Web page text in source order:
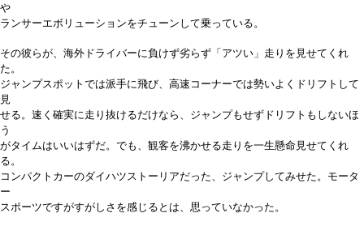
や
ランサーエボリューションをチューンして乗っている。
その彼らが、海外ドライバーに負けず劣らず「アツい」走りを見せてくれ
た。
ジャンプスポットでは派手に飛び、高速コーナーでは勢いよくドリフトして
見
せる。速く確実に走り抜けるだけなら、ジャンプもせずドリフトもしないほ
う
がタイムはいいはずだ。でも、観客を沸かせる走りを一生懸命見せてくれ
る。
コンパクトカーのダイハツストーリアだった、ジャンプしてみせた。モータ
ー
スポーツですがすがしさを感じるとは、思っていなかった。